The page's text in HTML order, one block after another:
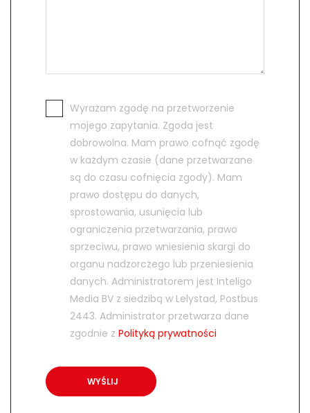
Wyrażam zgodę na przetworzenie
mojego zapytania. Zgoda jest
dobrowolna. Mam prawo cofnąć zgodę
w każdym czasie (dane przetwarzane
są do czasu cofnięcia zgody). Mam
prawo dostępu do danych,
sprostowania, usunięcia lub
ograniczenia przetwarzania, prawo
sprzeciwu, prawo wniesienia skargi do
organu nadzorczego lub przeniesienia
danych. Administratorem jest Inteligo
Media BV z siedzibą w Lelystad, Postbus
2443. Administrator przetwarza dane
zgodnie z Polityką prywatności